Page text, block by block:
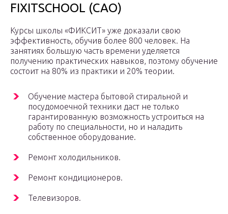
FIXITSCHOOL (САО)
Курсы школы «ФИКСИТ» уже доказали свою
эффективность, обучив более 800 человек. На
занятиях большую часть времени уделяется
получению практических навыков, поэтому обучение
состоит на 80% из практики и 20% теории.
Обучение мастера бытовой стиральной и
посудомоечной техники даст не только
гарантированную возможность устроиться на
работу по специальности, но и наладить
собственное оборудование.
Ремонт холодильников.
Ремонт кондиционеров.
Телевизоров.